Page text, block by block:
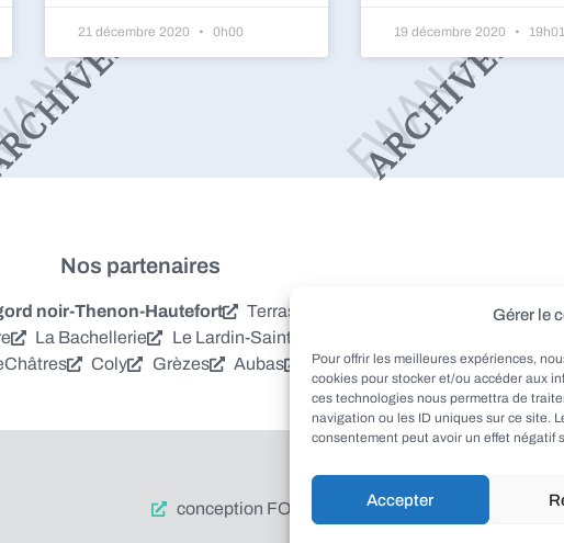
Gérer le
Pour offrir les meilleures expériences,
cookies pour stocker et/ou accéder aux
ces technologies nous permettra de
navigation ou les ID uniques sur ce site.
consentement peut avoir un effet négatif
Accepter
21 décembre 2020 0h00 19 décembre 2020 19h01
Nos partenaires
noir-Thenon-Hautefort Terrasson-Lavilledieu Montignac
La Bachellerie Le Lardin-Saint-Lazare
Châtres Coly Grèzes Aubas VillacAzerat Ladornac
conception FORMACREA